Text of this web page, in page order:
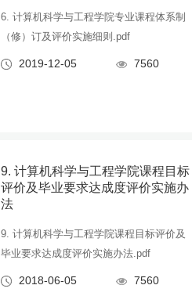
6. 计算机科学与工程学院专业课程体系制
（修）订及评价实施细则.pdf
2019-12-05 7560
9. 计算机科学与工程学院课程目标
评价及毕业要求达成度评价实施办
法
9. 计算机科学与工程学院课程目标评价及
毕业要求达成度评价实施办法.pdf
2018-06-05 7560